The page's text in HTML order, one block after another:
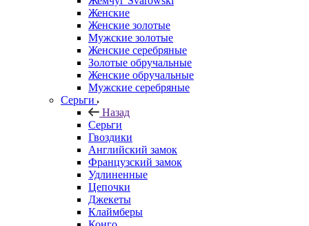
Женские
Женские золотые
Мужские золотые
Женские серебряные
Золотые обручальные
Женские обручальные
Мужские серебряные
Серьги
Назад
Серьги
Гвоздики
Английский замок
Французский замок
Удлиненные
Цепочки
Джекеты
Клаймберы